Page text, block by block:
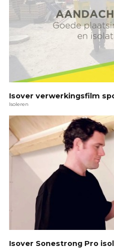
Isover verwerkingsfilm
Isoleren
Isover Sonestrong Pro